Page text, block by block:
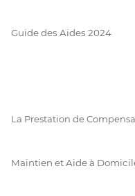
Guide des Aides 2024
La Prestation de
Maintien et Aide à